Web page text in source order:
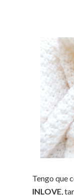
Tengo que
INLOVE,